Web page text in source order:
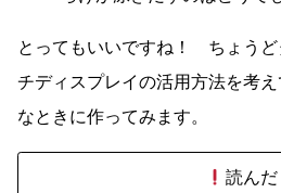
とってもいいですね！ ちょうど
チディスプレイの活用方法を考
なときに作ってみます。
読んだ